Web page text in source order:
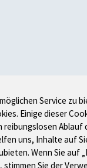
Service zu
Einige dieser
Ablauf
uns, Inhalte auf
Wenn Sie auf
stimmen Sie der